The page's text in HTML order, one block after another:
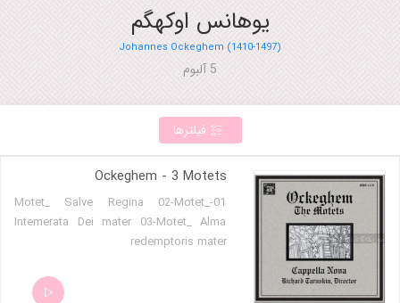
یوهانس اوکهگم
Johannes Ockeghem (1410-1497)
فیلترها
Ockeghem - 3 Motets
01-Motet_ Salve Regina 02-Motet_
Intemerata Dei mater 03-Motet_ Alma
redemptoris mater